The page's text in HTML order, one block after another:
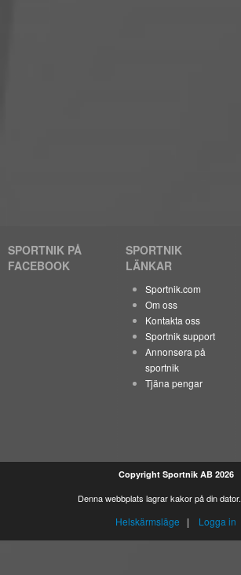
SPORTNIK PÅ
FACEBOOK
SPORTNIK
LÄNKAR
Sportnik.com
Om oss
Kontakta oss
Sportnik support
Annonsera på
sportnik
Tjäna pengar
Copyright Sportnik AB 2026
Denna webbplats lagrar kakor på din dator.
Helskärmsläge | Logga in